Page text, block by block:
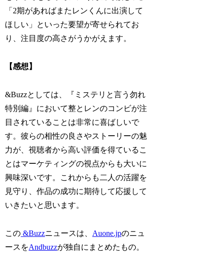
「2期があればまたレンくんに出演して
ほしい」といった要望が寄せられてお
り、注目度の高さがうかがえます。
【感想】
&Buzzとしては、『ミステリと言う勿れ
特別編』において整とレンのコンビが注
目されていることは非常に喜ばしいで
す。彼らの相性の良さやストーリーの魅
力が、視聴者から高い評価を得ているこ
とはマーケティングの視点からも大いに
興味深いです。これからも二人の活躍を
見守り、作品の成功に期待して応援して
いきたいと思います。
この &Buzzニュースは、 Auone.jpのニュ
ースをAndbuzzが独自にまとめたもの。